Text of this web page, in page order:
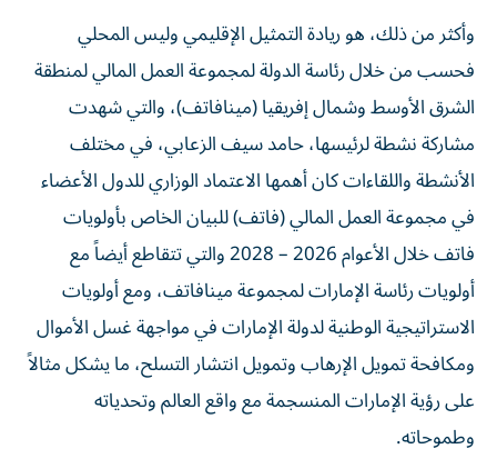
وأكثر من ذلك، هو ريادة التمثيل الإقليمي وليس المحلي
فحسب من خلال رئاسة الدولة لمجموعة العمل المالي لمنطقة
الشرق الأوسط وشمال إفريقيا (مينافاتف)، والتي شهدت
مشاركة نشطة لرئيسها، حامد سيف الزعابي، في مختلف
الأنشطة واللقاءات كان أهمها الاعتماد الوزاري للدول الأعضاء
في مجموعة العمل المالي (فاتف) للبيان الخاص بأولويات
فاتف خلال الأعوام 2026 – 2028 والتي تتقاطع أيضاً مع
أولويات رئاسة الإمارات لمجموعة مينافاتف، ومع أولويات
الاستراتيجية الوطنية لدولة الإمارات في مواجهة غسل الأموال
ومكافحة تمويل الإرهاب وتمويل انتشار التسلح، ما يشكل مثالاً
على رؤية الإمارات المنسجمة مع واقع العالم وتحدياته
وطموحاته.